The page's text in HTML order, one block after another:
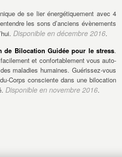
de se lier énergétiquement avec 4
les sons d’anciens évènements
Disponible en décembre 2016.
de Bilocation Guidée pour le stress.
et confortablement vous auto-
maladies humaines. Guérissez-vous
Corps consciente dans une bilocation
Disponible en novembre 2016.